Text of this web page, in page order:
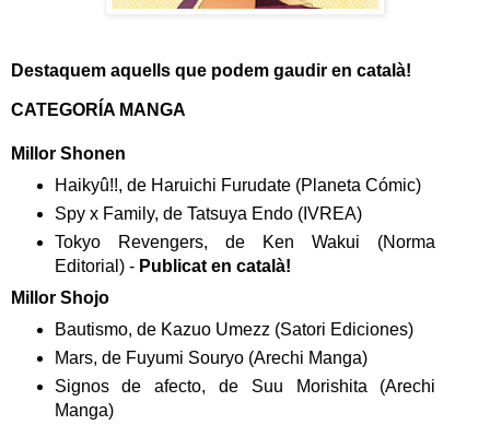
Destaquem aquells que podem gaudir en català!
CATEGORÍA MANGA
Millor Shonen
Haikyû!!, de Haruichi Furudate (Planeta Cómic)
Spy x Family, de Tatsuya Endo (IVREA)
Tokyo Revengers, de Ken Wakui (Norma
Editorial) - Publicat en català!
Millor Shojo
Bautismo, de Kazuo Umezz (Satori Ediciones)
Mars, de Fuyumi Souryo (Arechi Manga)
Signos de afecto, de Suu Morishita (Arechi
Manga)